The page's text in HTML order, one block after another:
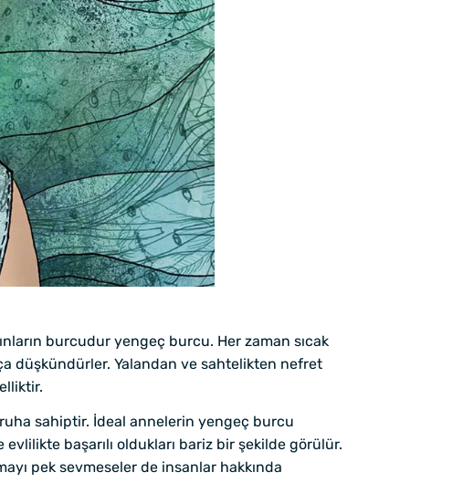
burcudur yengeç burcu. Her zaman sıcak
düşkündürler. Yalandan ve sahtelikten nefret
sahiptir. İdeal annelerin yengeç burcu
evlilikte başarılı oldukları bariz bir şekilde görülür.
pek sevmeseler de insanlar hakkında